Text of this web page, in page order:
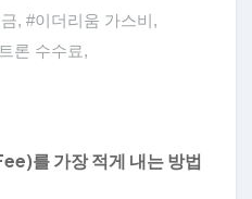
, #이더리움 가스비,
론 수수료,
를 가장 적게 내는 방법